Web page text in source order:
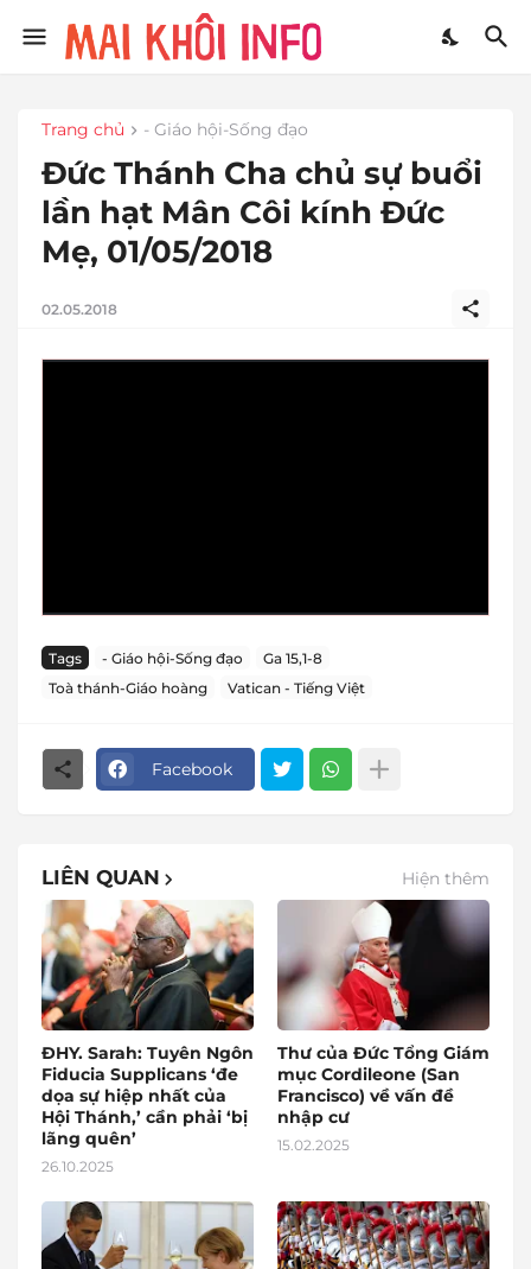
Trang chủ - Giáo hội-Sống đạo
Đức Thánh Cha chủ sự buổi
lần hạt Mân Côi kính Đức
Mẹ, 01/05/2018
02.05.2018
Tags - Giáo hội-Sống đạo
Ga 15,1-8
Toà thánh-Giáo hoàng
Vatican - Tiếng Việt
Facebook
LIÊN QUAN Hiện thêm
ĐHY. Sarah: Tuyên Ngôn
Fiducia Supplicans ‘đe
dọa sự hiệp nhất của
Hội Thánh,’ cần phải ‘bị
lãng quên’
26.10.2025
Thư của Đức Tổng Giám
mục Cordileone (San
Francisco) về vấn đề
nhập cư
15.02.2025